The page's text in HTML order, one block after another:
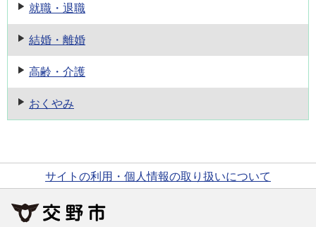
就職・退職
結婚・離婚
高齢・介護
おくやみ
サイトの利用・個人情報の取り扱いについて